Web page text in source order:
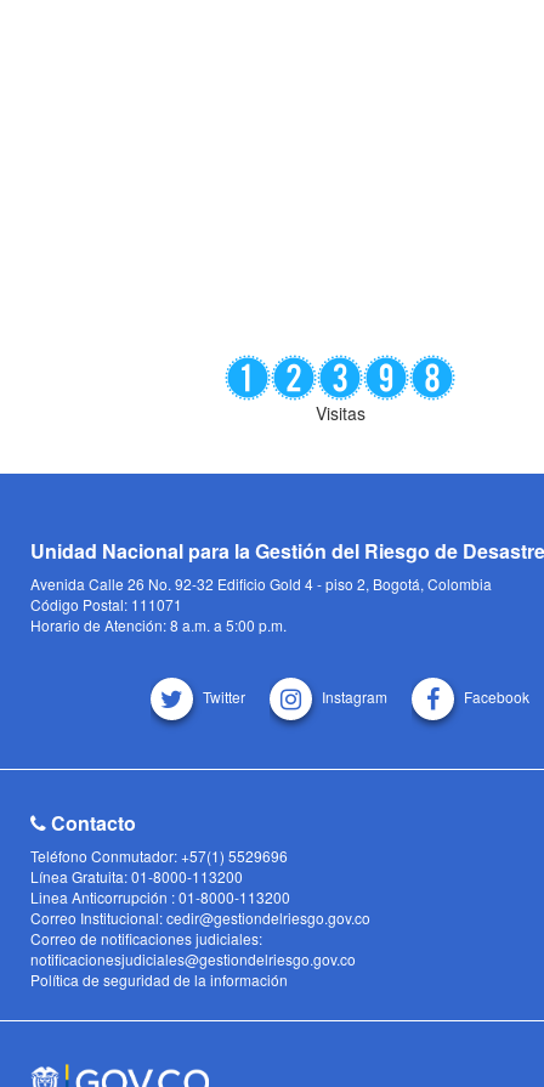
Visitas
Unidad Nacional para la Gestión del Riesgo de
Avenida Calle 26 No. 92-32 Edificio Gold 4 - piso 2, Bogotá, Colombia
Código Postal: 111071
Horario de Atención: 8 a.m. a 5:00 p.m.
Twitter Instagram Facebook
Contacto
Teléfono Conmutador: +57(1) 5529696
Línea Gratuita: 01-8000-113200
Linea Anticorrupción : 01-8000-113200
Correo Institucional: cedir@gestiondelriesgo.gov.co
Correo de notificaciones judiciales:
notificacionesjudiciales@gestiondelriesgo.gov.co
Política de seguridad de la información